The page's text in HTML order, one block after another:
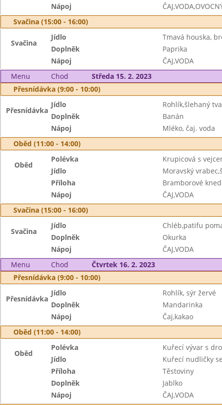
Nápoj
Svačina (15:00 - 16:00)
Svačina
Jídlo
Tmavá houska,
Doplněk
Paprika
Nápoj
ČAJ,VODA
Menu
Chod
Středa 15. 2. 2023
Přesnídávka (9:00 - 10:00)
Přesnídávka
Jídlo
Rohlík,šlehaný
Doplněk
Banán
Nápoj
Mléko, čaj. voda
Oběd (11:00 - 14:00)
Oběd
Polévka
Krupicová s
Jídlo
Moravský
Příloha
Bramborové
Nápoj
ČAJ,VODA
Svačina (15:00 - 16:00)
Svačina
Jídlo
Chléb,patifu
Doplněk
Okurka
Nápoj
ČAJ,VODA
Menu
Chod
Čtvrtek 16. 2. 2023
Přesnídávka (9:00 - 10:00)
Přesnídávka
Jídlo
Rohlík, sýr žervé
Doplněk
Mandarinka
Nápoj
Čaj,kakao
Oběd (11:00 - 14:00)
Oběd
Polévka
Kuřecí vývar s
Jídlo
Kuřecí nudličky
Příloha
Těstoviny
Doplněk
Jablko
Nápoj
ČAJ,VODA